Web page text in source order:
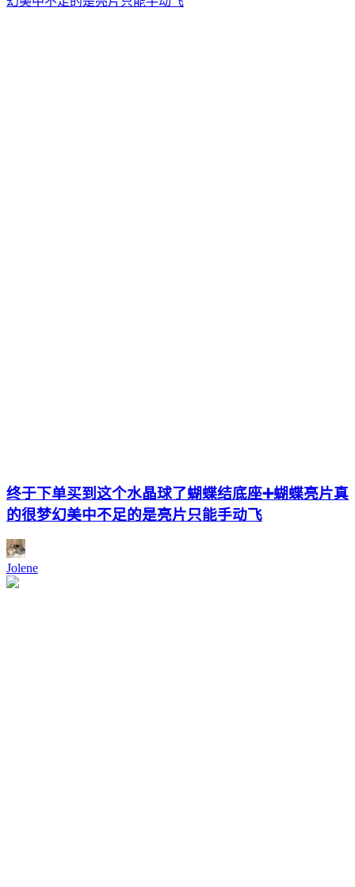
终于下单买到这个水晶球了蝴蝶结底座➕蝴蝶亮片真
的很梦幻美中不足的是亮片只能手动飞
Jolene